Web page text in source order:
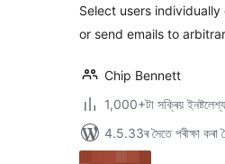
Select users individually
or send emails to
Chip Bennett
1,000+টা সক্ৰিয়
4.5.33ৰ সৈতে পৰীক্ষা কৰা